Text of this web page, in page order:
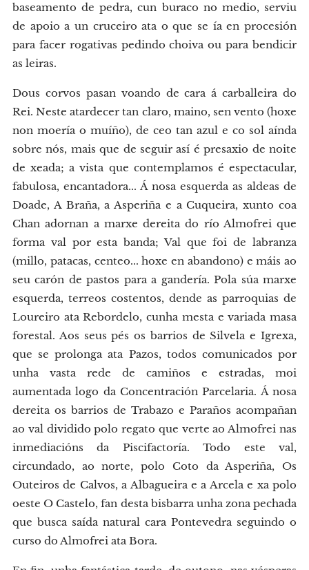
baseamento de pedra, cun buraco no medio, serviu
de apoio a un cruceiro ata o que se ía en procesión
para facer rogativas pedindo choiva ou para bendicir
as leiras.
Dous corvos pasan voando de cara á carballeira do
Rei. Neste atardecer tan claro, maino, sen vento (hoxe
non moería o muíño), de ceo tan azul e co sol aínda
sobre nós, mais que de seguir así é presaxio de noite
de xeada; a vista que contemplamos é espectacular,
fabulosa, encantadora... Á nosa esquerda as aldeas de
Doade, A Braña, a Asperiña e a Cuqueira, xunto coa
Chan adornan a marxe dereita do río Almofrei que
forma val por esta banda; Val que foi de labranza
(millo, patacas, centeo... hoxe en abandono) e máis ao
seu carón de pastos para a gandería. Pola súa marxe
esquerda, terreos costentos, dende as parroquias de
Loureiro ata Rebordelo, cunha mesta e variada masa
forestal. Aos seus pés os barrios de Silvela e Igrexa,
que se prolonga ata Pazos, todos comunicados por
unha vasta rede de camiños e estradas, moi
aumentada logo da Concentración Parcelaria. Á nosa
dereita os barrios de Trabazo e Paraños acompañan
ao val dividido polo regato que verte ao Almofrei nas
inmediacións da Piscifactoría. Todo este val,
circundado, ao norte, polo Coto da Asperiña, Os
Outeiros de Calvos, a Albagueira e a Arcela e xa polo
oeste O Castelo, fan desta bisbarra unha zona pechada
que busca saída natural cara Pontevedra seguindo o
curso do Almofrei ata Bora.